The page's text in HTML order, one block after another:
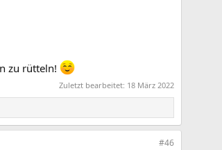
zu rütteln!
Zuletzt bearbeitet: 18 März 2022
#46